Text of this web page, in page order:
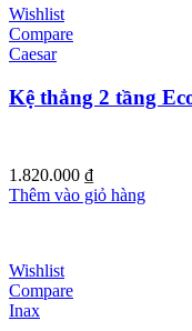
Wishlist
Compare
Caesar
Kệ thẳng 2 tầng
1.820.000 ₫
Thêm vào giỏ hàng
Wishlist
Compare
Inax